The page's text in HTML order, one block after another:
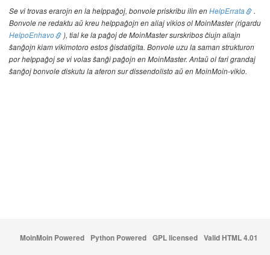
Se vi trovas erarojn en la helppaĝoj, bonvole priskribu ilin enHelpErrata
.
Bonvole ne redaktu aŭ kreu helppaĝojn en aliaj vikios ol MoinMaster (rigardu
HelpoEnhavo
), tial ke la paĝoj de MoinMaster surskribos ĉiujn aliajn
ŝanĝojn kiam vikimotoro estos ĝisdatigita. Bonvole uzu la saman strukturon
por helppaĝoj se vi volas ŝanĝi paĝojn en MoinMaster. Antaŭ ol fari grandaj
ŝanĝoj bonvole diskutu la aferon sur dissendolisto aŭ en MoinMoin-vikio.
MoinMoin Powered Python Powered GPL licensed Valid HTML 4.01